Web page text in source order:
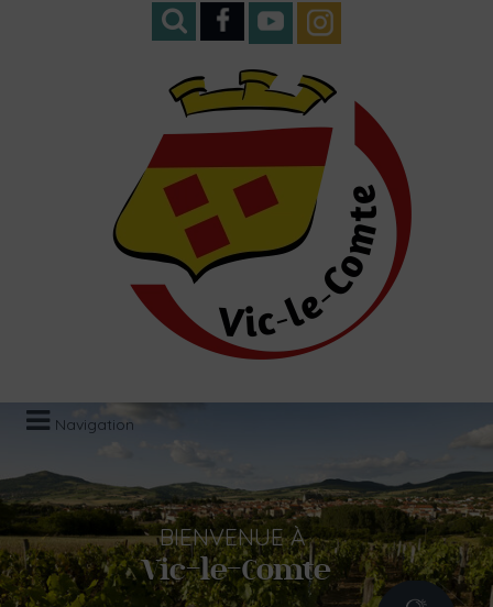
Navigation
BIENVENUEÀ
Vic-le-Comte